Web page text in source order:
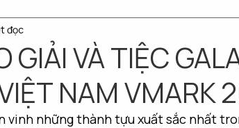
GIẢI VÀ TIỆC
NAM VMARK
đọc
vinh những thành tựu xuất sắc nhất